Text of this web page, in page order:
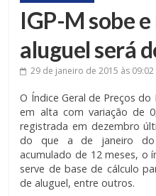
IGP-M sobe
aluguel será
29 de janeiro de 2015 às 09:02
O Índice Geral de Preços
em alta com variação de
registrada em dezembro
do que a de janeiro do
acumulado de 12 meses, o
serve de base de cálculo
de aluguel, entre outros.